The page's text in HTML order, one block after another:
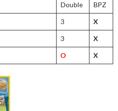
Double BPZ
3 X
3 X
O X